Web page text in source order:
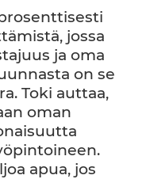
jossa
ja oma
on se
Toki auttaa,
oman
apua, jos